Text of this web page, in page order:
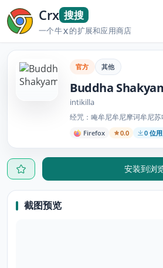
Crx 搜搜
一个牛X的扩展和应用商店
官方 其他
Buddha
intikilla
经咒：唵牟尼牟尼摩诃牟尼苏
Firefox 0.0 0 位
安装到浏
截图预览